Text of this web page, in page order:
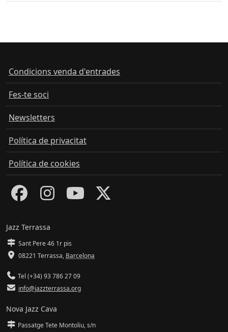
Condicions venda d'entrades
Fes-te soci
Newsletters
Política de privacitat
Política de cookies
Jazz Terrassa
Sant Pere 46 1r pis
08221 Terrassa, Barcelona
Tel (+34) 93 786 27 09
info@jazzterrassa.org
Nova Jazz Cava
Passatge Tete Montoliu, s/n